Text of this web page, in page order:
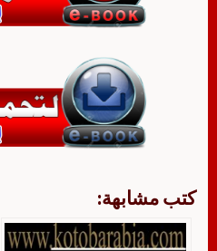
كتب مشابهة: